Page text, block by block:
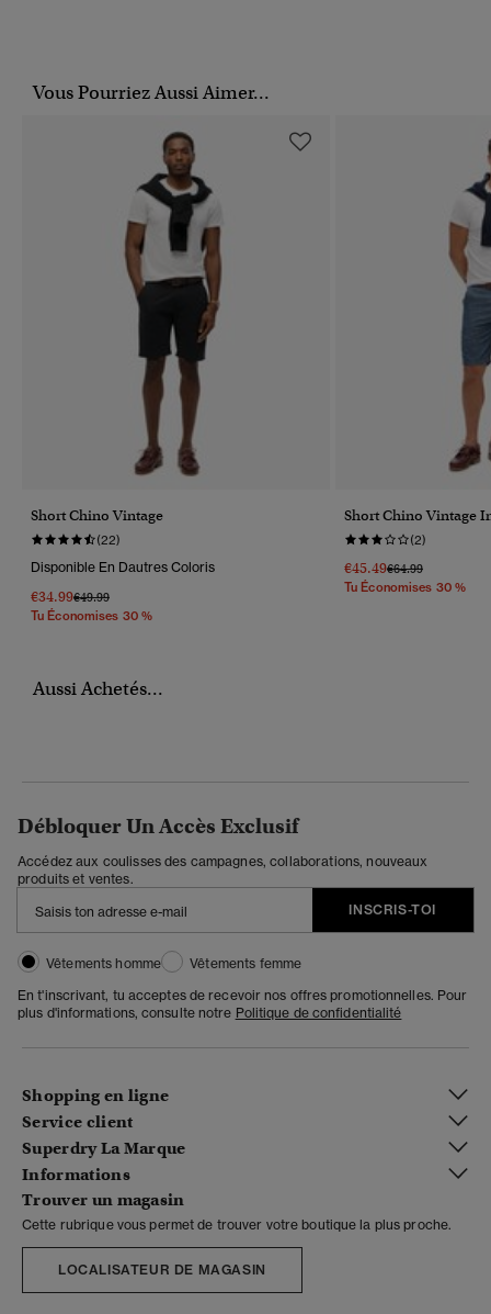
Vous Pourriez Aussi Aimer...
Short Chino Vintage
(22)
Disponible En Dautres Coloris
€34.99Prix Réduit De
€49.99À
Tu Économises 30 %
Short Chino Vintage
(2)
€45.49Prix Réduit De
€64.99À
Tu Économises 30 %
Aussi Achetés...
Débloquer Un Accès Exclusif
Accédez aux coulisses des campagnes, collaborations, nouveaux
produits et ventes.
INSCRIS-TOI
Vêtements homme
Vêtements femme
En t'inscrivant, tu acceptes de recevoir nos offres promotionnelles. Pour
plus d'informations, consulte notre Politique de confidentialité
Shopping en ligne
Service client
Superdry La Marque
Informations
Trouver un magasin
Cette rubrique vous permet de trouver votre boutique la plus proche.
LOCALISATEUR DE MAGASIN